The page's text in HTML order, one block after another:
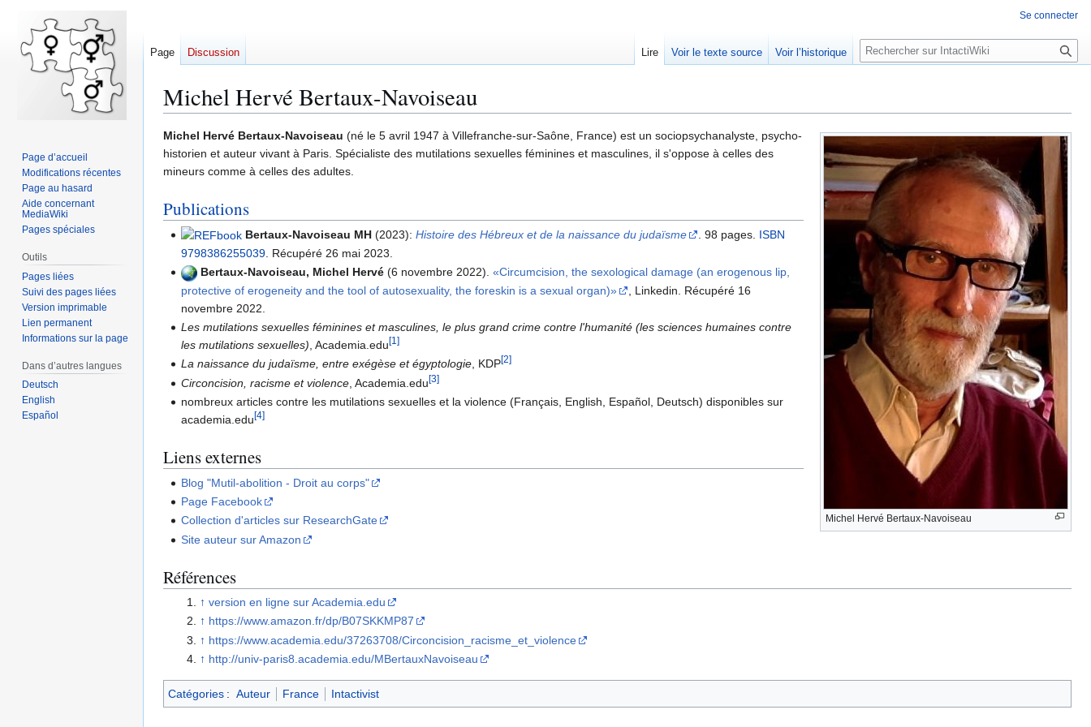
Michel Hervé Bertaux-Navoiseau
Aller
à
la
Aller
à
la
Michel Hervé Bertaux-Navoiseau
Michel Hervé Bertaux-Navoiseau (né le 5 avril 1947 à Villefranche-sur-Saône, France) est un sociopsychanalyste, psycho-
historien et auteur vivant à Paris. Spécialiste des mutilations sexuelles féminines et masculines, il s'oppose à celles des
mineurs comme à celles des adultes.
Publications
Bertaux-Navoiseau MH (2023):Histoire des Hébreux et de la naissance du judaïsme . 98 pages. ISBN
9798386255039 . Récupéré 26 mai 2023.
Bertaux-Navoiseau, Michel Hervé (6 novembre 2022). Circumcision, the sexological damage (an erogenous lip,
protective of erogeneity and the tool of autosexuality, the foreskin is a sexual organ)
, Linkedin. Récupéré 16
novembre 2022.
Les mutilations sexuelles féminines et masculines, le plus grand crime contre l'humanité (les sciences humaines contre
les mutilations sexuelles) , Academia.edu[1]
La naissance du judaïsme, entre exégèse et égyptologie, KDP[2]
Circoncision, racisme et violence , Academia.edu[3]
nombreux articles contre les mutilations sexuelles et la violence (Français, English, Español, Deutsch) disponibles sur
academia.edu[4]
Liens externes
Blog "Mutil-abolition - Droit au corps"
Page Facebook
Collection d'articles sur ResearchGate
Site auteur sur Amazon
Références
↑ version en ligne sur Academia.edu
↑ https://www.amazon.fr/dp/B07SKKMP87
↑ https://www.academia.edu/37263708/Circoncision_racisme_et_violence
↑ http://univ-paris8.academia.edu/MBertauxNavoiseau
Catégories : Auteur France Intactivist
Se connecter
Page Discussion Lire Voir le texte source Voir l’historique
R
e
e
r
c
h
e
r
Page d’accueil
Modifications récentes
Page au hasard
Aide concernant
MediaWiki
Pages spéciales
Outils
Pages liées
Suivi des pages liées
Version imprimable
Lien permanent
Informations sur la page
Dans d’autres langues
Deutsch
English
Español